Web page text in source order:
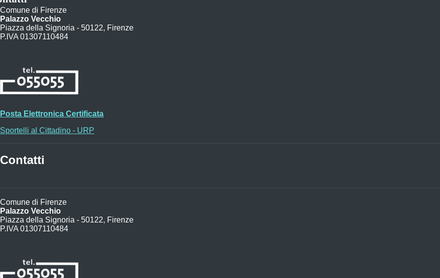
Comune di Firenze
Palazzo Vecchio
Piazza della Signoria - 50122, Firenze
P.IVA 01307110484
Posta Elettronica Certificata
Sportelli al Cittadino - URP
Contatti
Comune di Firenze
Palazzo Vecchio
Piazza della Signoria - 50122, Firenze
P.IVA 01307110484